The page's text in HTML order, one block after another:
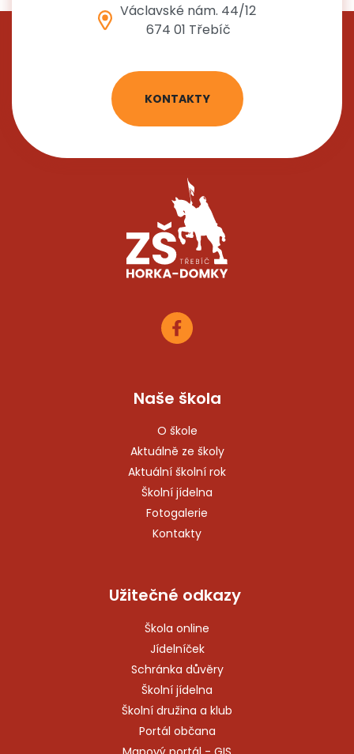
Václavské nám. 44/12
674 01 Třebíč
KONTAKTY
Naše škola
O škole
Aktuálně ze školy
Aktuální školní rok
Školní jídelna
Fotogalerie
Kontakty
Užitečné odkazy
Škola online
Jídelníček
Schránka důvěry
Školní jídelna
Školní družina a klub
Portál občana